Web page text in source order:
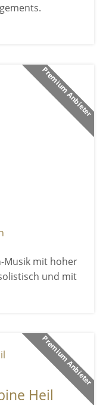
Premium Anbieter
Musik mit hoher
und mit
Premium Anbieter
Heil